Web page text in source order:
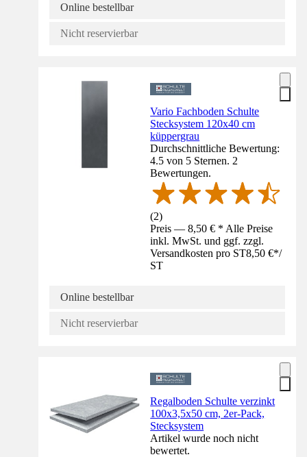
Online bestellbar
Nicht reservierbar
Vario Fachboden Schulte
Stecksystem 120x40 cm
küppergrau
Durchschnittliche Bewertung:
4.5 von 5 Sternen. 2
Bewertungen.
(2)
Preis — 8,50 € * Alle Preise
inkl. MwSt. und ggf. zzgl.
Versandkosten pro ST8,50 €*/
ST
Online bestellbar
Nicht reservierbar
Regalboden Schulte verzinkt
100x3,5x50 cm, 2er-Pack,
Stecksystem
Artikel wurde noch nicht
bewertet.